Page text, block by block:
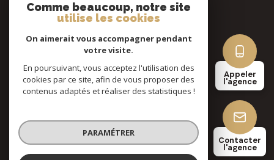
Appeler
l'agence
Contacter
l'agence
Cookies
© 2026 | Tous droits réservés
Comme beaucoup, notre site
utilise les cookies
On aimerait vous accompagner pendant
votre visite.
En poursuivant, vous acceptez l'utilisation des
cookies par ce site, afin de vous proposer des
contenus adaptés et réaliser des statistiques !
PARAMÉTRER